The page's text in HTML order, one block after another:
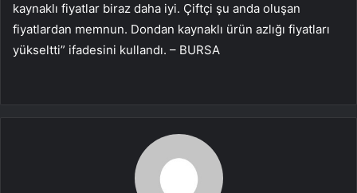
kaynaklı fiyatlar biraz daha iyi. Çiftçi şu anda oluşan
fiyatlardan memnun. Dondan kaynaklı ürün azlığı fiyatları
yükseltti” ifadesini kullandı. – BURSA